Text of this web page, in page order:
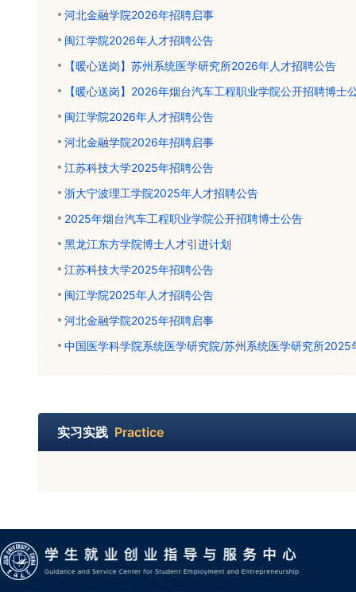
河北金融学院2026年招聘启事
闽江学院2026年人才招聘公告
【暖心送岗】苏州系统医学研究所2026年人才招聘公告
【暖心送岗】2026年烟台汽车工程职业学院公开招聘博士
闽江学院2026年人才招聘公告
河北金融学院2026年招聘启事
江苏科技大学2025年招聘公告
浙大宁波理工学院2025年人才招聘公告
2025年烟台汽车工程职业学院公开招聘博士公告
​黑龙江东方学院博士人才引进计划
江苏科技大学2025年招聘公告
闽江学院2025年人才招聘公告
河北金融学院2025年招聘启事
中国医学科学院系统医学研究院/苏州系统医学研究所2025
实习实践 Practice